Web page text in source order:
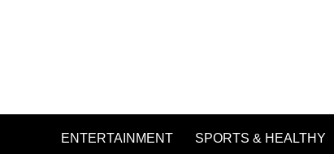
ENTERTAINMENT SPORTS & HEALTHY